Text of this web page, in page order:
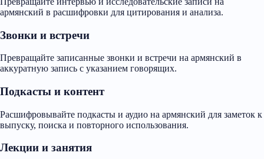
армянский в расшифровки для цитирования и анализа.
Звонки и встречи
Превращайте записанные звонки и встречи на армянский в
аккуратную запись с указанием говорящих.
Подкасты и контент
Расшифровывайте подкасты и аудио на армянский для заметок к
выпуску, поиска и повторного использования.
Лекции и занятия